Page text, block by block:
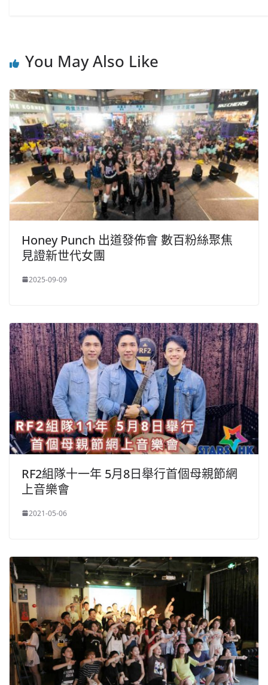
You May Also Like
Honey Punch 出道發佈會 數百粉絲聚焦
見證新世代女團
2025-09-09
RF2組隊十一年 5月8日舉行首個母親節網
上音樂會
2021-05-06